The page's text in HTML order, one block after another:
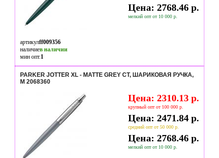
Цена: 2768.46 р.
мелкий опт от 10 000 р.
артикулff009356
наличиев наличии
мин опт.1
PARKER JOTTER XL - MATTE GREY CT, ШАРИКОВАЯ РУЧКА,
M 2068360
Цена: 2310.13 р.
крупный опт от 100 000 р.
Цена: 2471.84 р.
средний опт от 50 000 р.
Цена: 2768.46 р.
мелкий опт от 10 000 р.